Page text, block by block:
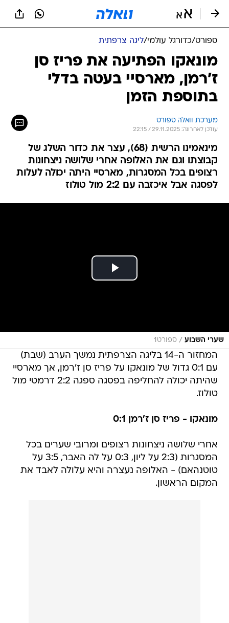
ספורט/כדורגל עולמי/ליגה צרפתית
מונאקו הפתיעה את פריז סן
ז'רמן, מארסיי בעטה בדלי
בתוספת הזמן
מערכת וואלה ספורט
עודכן לאחרונה: 29.11.2025 / 22:15
מינאמינו הרשית (68), עצר את כדור השלג של
קבוצתו וגם את האלופה אחרי שלושה ניצחונות
רצופים בכל המסגרות, מארסיי היתה יכולה לעלות
לפסגה אבל איכזבה עם 2:2 מול טולוז
שערי השבוע / ספורט1
המחזור ה-14 בליגה הצרפתית נמשך הערב (שבת)
עם 0:1 גדול של מונאקו על פריז סן ז'רמן, אך מארסיי
שהיתה יכולה להחליפה בפסגה ספגה 2:2 דרמטי מול
טולוז.
מונאקו - פריז סן ז'רמן 0:1
אחרי שלושה ניצחונות רצופים ומרובי שערים בכל
המסגרות (2:3 על ליון, 0:3 על לה האבר, 3:5 על
טוטנהאם) - האלופה נעצרה והיא עלולה לאבד את
המקום הראשון.